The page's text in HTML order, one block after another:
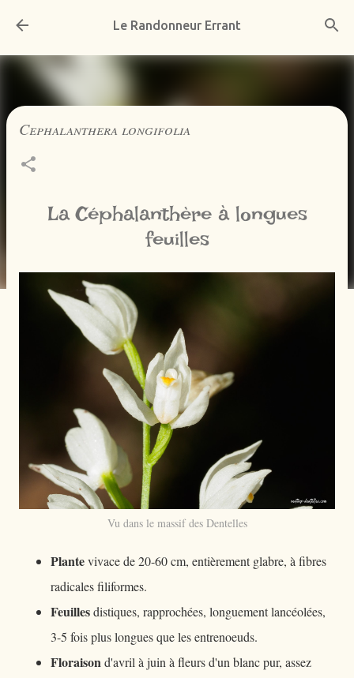
Accéder au contenu principal
Le Randonneur Errant
Cephalanthera longifolia
La Céphalanthère à longues
feuilles
Vu dans le massif des Dentelles
Plantevivace de 20-60 cm, entièrement glabre, à fibres
radicales filiformes.
Feuillesdistiques, rapprochées, longuement lancéolées,
3-5 fois plus longues que les entrenoeuds.
Floraisond'avril à juin à fleurs d'un blanc pur, assez